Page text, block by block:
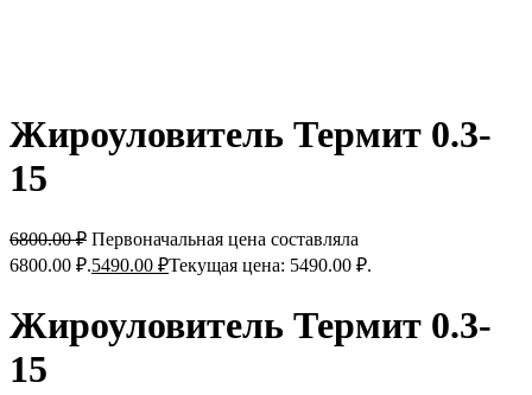
Жироуловитель Термит 0.3-
15
6800.00₽ Первоначальная цена составляла
6800.00 ₽.5490.00 ₽Текущая цена: 5490.00 ₽.
Жироуловитель Термит 0.3-
15